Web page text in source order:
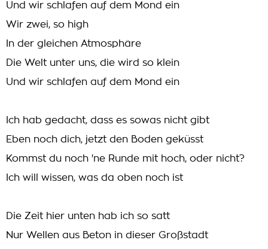
Und wir schlafen auf dem Mond ein
Wir zwei, so high
In der gleichen Atmosphäre
Die Welt unter uns, die wird so klein
Und wir schlafen auf dem Mond ein
Ich hab gedacht, dass es sowas nicht gibt
Eben noch dich, jetzt den Boden geküsst
Kommst du noch 'ne Runde mit hoch, oder nicht?
Ich will wissen, was da oben noch ist
Die Zeit hier unten hab ich so satt
Nur Wellen aus Beton in dieser Großstadt